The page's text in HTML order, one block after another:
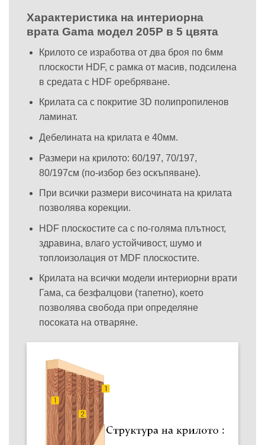
Характеристика на интериорна
врата Gama модел 205P в 5 цвята
Крилото се изработва от два броя по 6мм
плоскости HDF, с рамка от масив, подсилена
в средата с HDF оребряване.
Крилата са с покритие 3D полипропиленов
ламинат.
Дебелината на крилата е 40мм.
Размери на крилото: 60/197, 70/197,
80/197см (по-избор без оскъпяване).
При всички размери височината на крилата
позволява корекции.
HDF плоскостите са с по-голяма плътност,
здравина, влаго устойчивост, шумо и
топлоизолация от MDF плоскостите.
Крилата на всички модели интериорни врати
Гама, са безфалцови (тапетно), което
позволява свобода при определяне
посоката на отваряне.